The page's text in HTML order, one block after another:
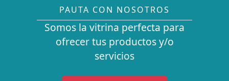
PAUTA CON NOSOTROS
Somos la vitrina perfecta para
ofrecer tus productos y/o
servicios